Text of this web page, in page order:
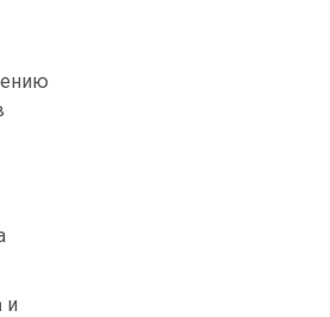
и